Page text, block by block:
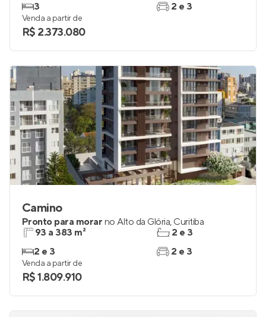
3
2 e 3
Venda a partir de
R$ 2.373.080
Camino
Pronto para morar no Alto da Glória, Curitiba
93 a 383 m²
2 e 3
2 e 3
2 e 3
Venda a partir de
R$ 1.809.910